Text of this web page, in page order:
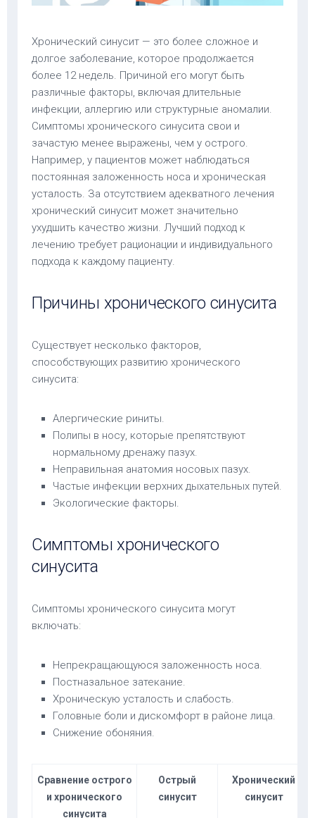
Хронический синусит — это более сложное и
долгое заболевание, которое продолжается
более 12 недель. Причиной его могут быть
различные факторы, включая длительные
инфекции, аллергию или структурные аномалии.
Симптомы хронического синусита свои и
зачастую менее выражены, чем у острого.
Например, у пациентов может наблюдаться
постоянная заложенность носа и хроническая
усталость. За отсутствием адекватного лечения
хронический синусит может значительно
ухудшить качество жизни. Лучший подход к
лечению требует рационации и индивидуального
подхода к каждому пациенту.
Причины хронического синусита
Существует несколько факторов,
способствующих развитию хронического
синусита:
Алергические риниты.
Полипы в носу, которые препятствуют
нормальному дренажу пазух.
Неправильная анатомия носовых пазух.
Частые инфекции верхних дыхательных путей.
Экологические факторы.
Симптомы хронического
синусита
Симптомы хронического синусита могут
включать:
Непрекращающуюся заложенность носа.
Постназальное затекание.
Хроническую усталость и слабость.
Головные боли и дискомфорт в районе лица.
Снижение обоняния.
Сравнение острого
и хронического
синусита
Острый
синусит
Хронический
синусит